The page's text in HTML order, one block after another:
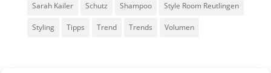
Sarah Kailer Schutz Shampoo Style Room Reutlingen
Styling Tipps Trend Trends Volumen